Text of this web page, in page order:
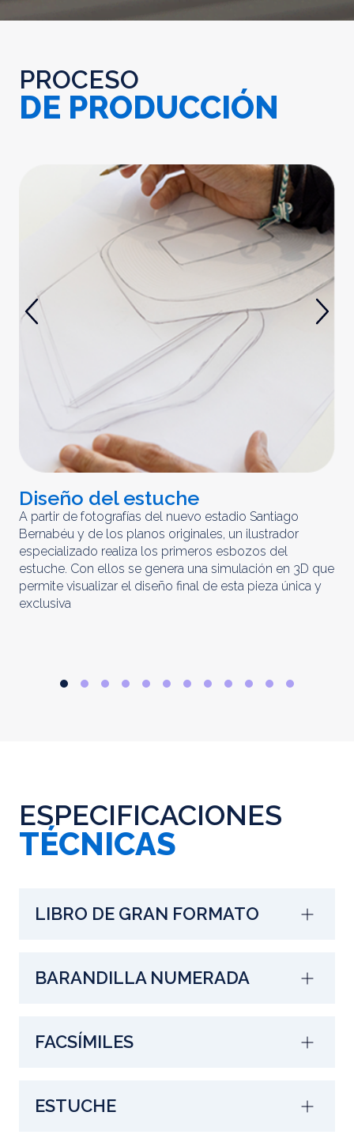
PROCESO
DE PRODUCCIÓN
Diseño del estuche
A partir de fotografías del nuevo estadio Santiago
Bernabéu y de los planos originales, un ilustrador
especializado realiza los primeros esbozos del
estuche. Con ellos se genera una simulación en 3D que
permite visualizar el diseño final de esta pieza única y
exclusiva
ESPECIFICACIONES
TÉCNICAS
LIBRO DE GRAN FORMATO
BARANDILLA NUMERADA
FACSÍMILES
ESTUCHE